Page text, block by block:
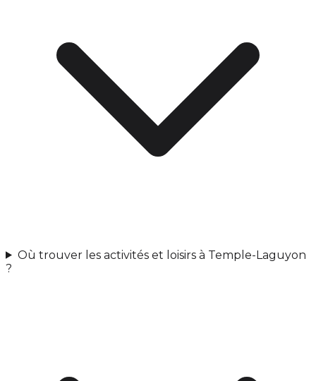
Où trouver les activités et loisirs à Temple-Laguyon
?